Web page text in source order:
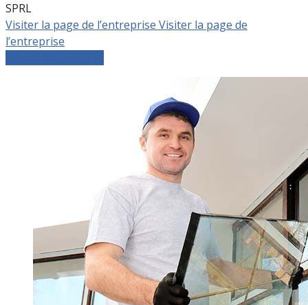
SPRL
Visiter la page de l’entreprise Visiter la page de
l’entreprise